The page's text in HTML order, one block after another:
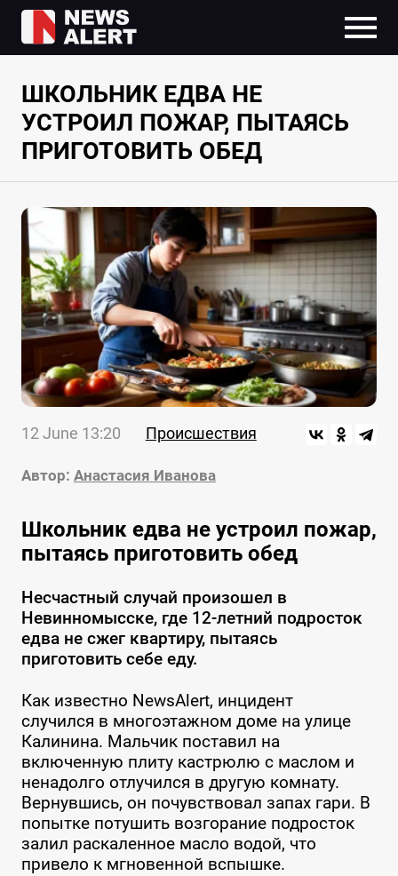
ШКОЛЬНИК ЕДВА НЕ
УСТРОИЛ ПОЖАР, ПЫТАЯСЬ
ПРИГОТОВИТЬ ОБЕД
12 June 13:20 Происшествия
Автор: Анастасия Иванова
Школьник едва не устроил пожар,
пытаясь приготовить обед
Несчастный случай произошел в
Невинномысске, где 12-летний подросток
едва не сжег квартиру, пытаясь
приготовить себе еду.
Как известно NewsAlert, инцидент
случился в многоэтажном доме на улице
Калинина. Мальчик поставил на
включенную плиту кастрюлю с маслом и
ненадолго отлучился в другую комнату.
Вернувшись, он почувствовал запах гари. В
попытке потушить возгорание подросток
залил раскаленное масло водой, что
привело к мгновенной вспышке.